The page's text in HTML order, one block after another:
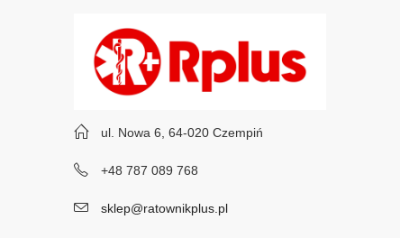
ul. Nowa 6, 64-020 Czempiń
+48 787 089 768
sklep@ratownikplus.pl